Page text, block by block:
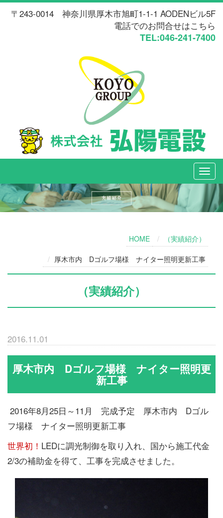
〒243-0014 神奈川県厚木市旭町1-1-1 AODENビル5F
電話でのお問合せはこちら
TEL:046-241-7400
HOME （実績紹介）
厚木市内 Dゴルフ場様 ナイター照明更新工事
（実績紹介）
2016.11.01
厚木市内 Dゴルフ場様 ナイター照明更
新工事
2016年8月25日～11月 完成予定 厚木市内 Dゴル
フ場様 ナイター照明更新工事
世界初！ LEDに調光制御を取り入れ、国から施工代金
2/3の補助金を得て、工事を完成させました。